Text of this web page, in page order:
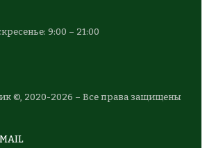
9:00 – 21:00
©, 2020-2026 – Все права защищены